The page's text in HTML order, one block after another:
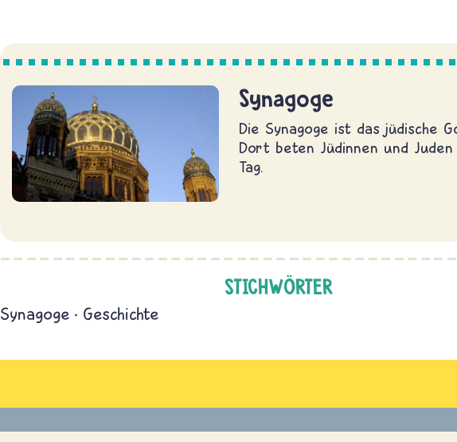
Synagoge
Die Synagoge ist das jüdische
Dort beten Jüdinnen und
Tag.
STICHWÖRTER
Synagoge Geschichte